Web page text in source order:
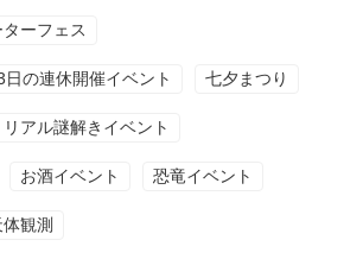
ーフェス
の連休開催イベント 七夕まつり
リアル謎解きイベント
お酒イベント 恐竜イベント
観測